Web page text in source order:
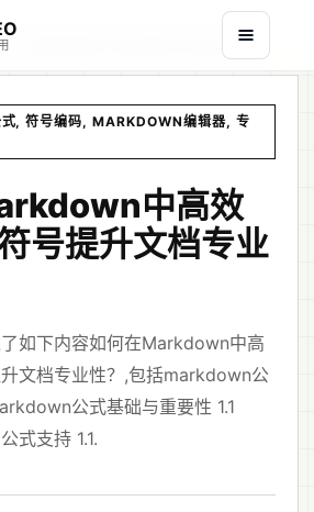
中高效使用公式符号提升文档专业性？
, 符号编码, MARKDOWN编辑器, 专
中高效
号提升文档专业
如下内容如何在Markdown中高
文档专业性？,包括markdown公
公式基础与重要性 1.1
式支持 1.1.